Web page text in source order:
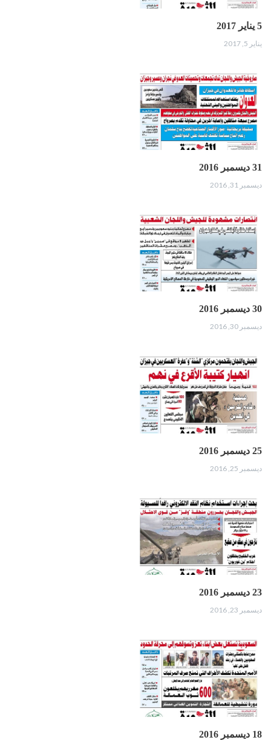
5 يناير 2017
يناير 5, 2017
31 ديسمبر 2016
ديسمبر 31, 2016
30 ديسمبر 2016
ديسمبر 30, 2016
25 ديسمبر 2016
ديسمبر 25, 2016
23 ديسمبر 2016
ديسمبر 23, 2016
18 ديسمبر 2016